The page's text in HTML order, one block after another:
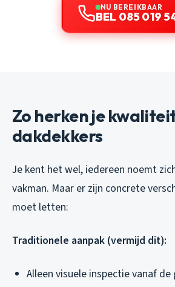
NU BEREIKBAAR
BEL 085 019
Zo herken je
dakdekkers
Je kent het wel, iedereen noemt
vakman. Maar er zijn concrete
moet letten:
Traditionele aanpak (vermijd dit):
Alleen visuele inspectie vanaf de